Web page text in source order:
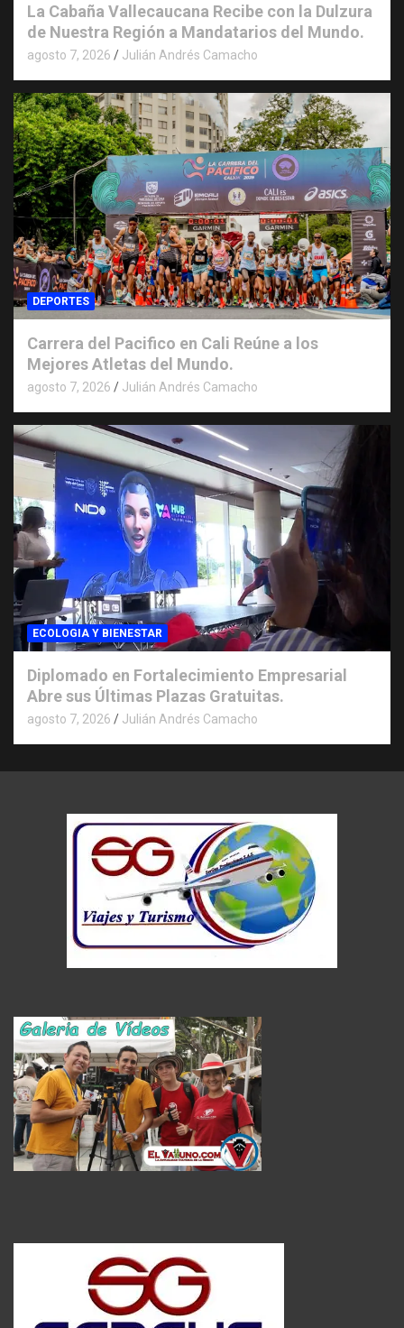
La Cabaña Vallecaucana Recibe con la Dulzura
de Nuestra Región a Mandatarios del Mundo.
agosto 7, 2026 Julián Andrés Camacho
DEPORTES
Carrera del Pacifico en Cali Reúne a los
Mejores Atletas del Mundo.
agosto 7, 2026 Julián Andrés Camacho
ECOLOGIA Y BIENESTAR
Diplomado en Fortalecimiento Empresarial
Abre sus Últimas Plazas Gratuitas.
agosto 7, 2026 Julián Andrés Camacho